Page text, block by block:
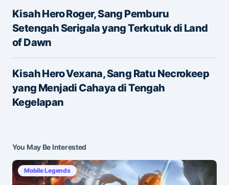
E-mail
Save my name and e-mail in this browser for the
next time I comment.
Kisah Hero Roger, Sang Pemburu
Setengah Serigala yang Terkutuk di Land
of Dawn
Kisah Hero Vexana, Sang Ratu Necrokeep
yang Menjadi Cahaya di Tengah
Kegelapan
You May Be Interested
Mobile Legends